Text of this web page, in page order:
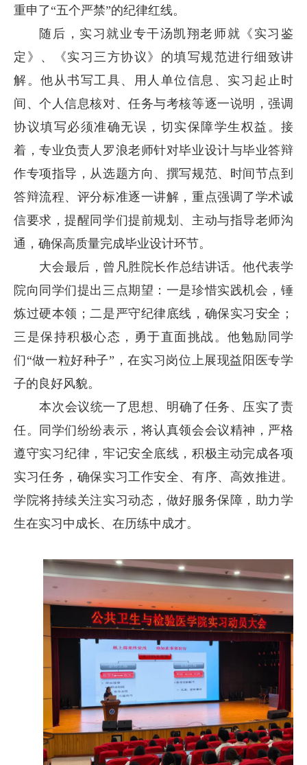
重申了“五个严禁”的纪律红线。
随后，实习就业专干汤凯翔老师就《实习鉴
定》、《实习三方协议》的填写规范进行细致讲
解。他从书写工具、用人单位信息、实习起止时
间、个人信息核对、任务与考核等逐一说明，强调
协议填写必须准确无误，切实保障学生权益。接
着，专业负责人罗浪老师针对毕业设计与毕业答辩
作专项指导，从选题方向、撰写规范、时间节点到
答辩流程、评分标准逐一讲解，重点强调了学术诚
信要求，提醒同学们提前规划、主动与指导老师沟
通，确保高质量完成毕业设计环节。
大会最后，曾凡胜院长作总结讲话。他代表学
院向同学们提出三点期望：一是珍惜实践机会，锤
炼过硬本领；二是严守纪律底线，确保实习安全；
三是保持积极心态，勇于直面挑战。他勉励同学
们“做一粒好种子”，在实习岗位上展现益阳医专学
子的良好风貌。
本次会议统一了思想、明确了任务、压实了责
任。同学们纷纷表示，将认真领会会议精神，严格
遵守实习纪律，牢记安全底线，积极主动完成各项
实习任务，确保实习工作安全、有序、高效推进。
学院将持续关注实习动态，做好服务保障，助力学
生在实习中成长、在历练中成才。